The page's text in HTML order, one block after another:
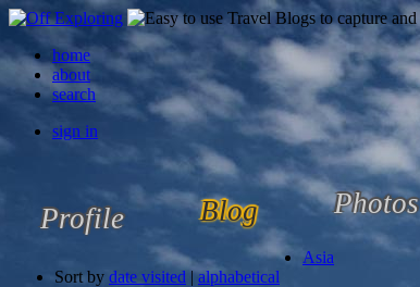
home
about
search
sign in
Profile Blog Photos
Asia
Sort by date visited | alphabetical